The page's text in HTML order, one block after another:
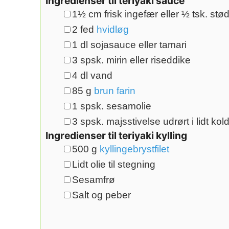
1½ cm frisk ingefær eller ½ tsk.
2 fed hvidløg
1 dl sojasauce eller tamari
3 spsk. mirin eller riseddike
4 dl vand
85 g brun farin
1 spsk. sesamolie
3 spsk. majsstivelse udrørt i lidt
Ingredienser til teriyaki kylling
500 g kyllingebrystfilet
Lidt olie til stegning
Sesamfrø
Salt og peber